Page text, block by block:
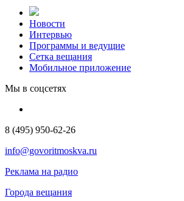
Новости
Интервью
Программы и ведущие
Сетка вещания
Мобильное приложение
Мы в соцсетях
8 (495) 950-62-26
info@govoritmoskva.ru
Реклама на радио
Города вещания